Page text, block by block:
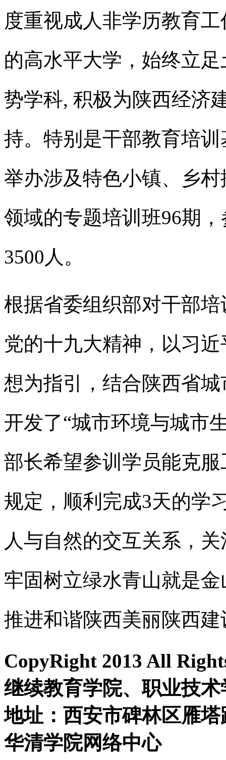
度重视成人非学历教育
的高水平大学，始终立
势学科, 积极为陕西经济
持。特别是干部教育培
举办涉及特色小镇、乡
领域的专题培训班96期
3500人。
根据省委组织部对干部
党的十九大精神，以习
想为指引，结合陕西省
开发了“城市环境与城市
部长希望参训学员能克
规定，顺利完成3天的学
人与自然的交互关系，
牢固树立绿水青山就是
推进和谐陕西美丽陕西建
CopyRight 2013 All
继续教育学院、职业技
地址：西安市碑林区雁
华清学院网络中心